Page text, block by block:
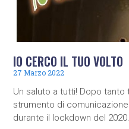
IO CERCO IL TUO VOLTO
27 Marzo 2022
Un saluto a tutti! Dopo
strumento di
durante il lockdown del